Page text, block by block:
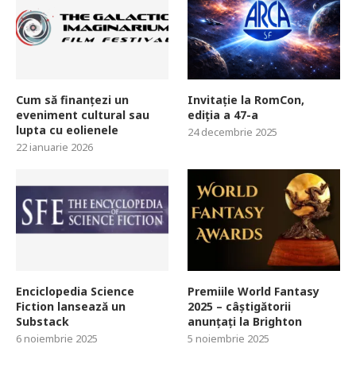
Cum să finanțezi un
eveniment cultural sau
lupta cu eolienele
22 ianuarie 2026
Invitație la RomCon,
ediția a 47-a
24 decembrie 2025
Enciclopedia Science
Fiction lansează un
Substack
6 noiembrie 2025
Premiile World Fantasy
2025 – câștigătorii
anunțați la Brighton
5 noiembrie 2025